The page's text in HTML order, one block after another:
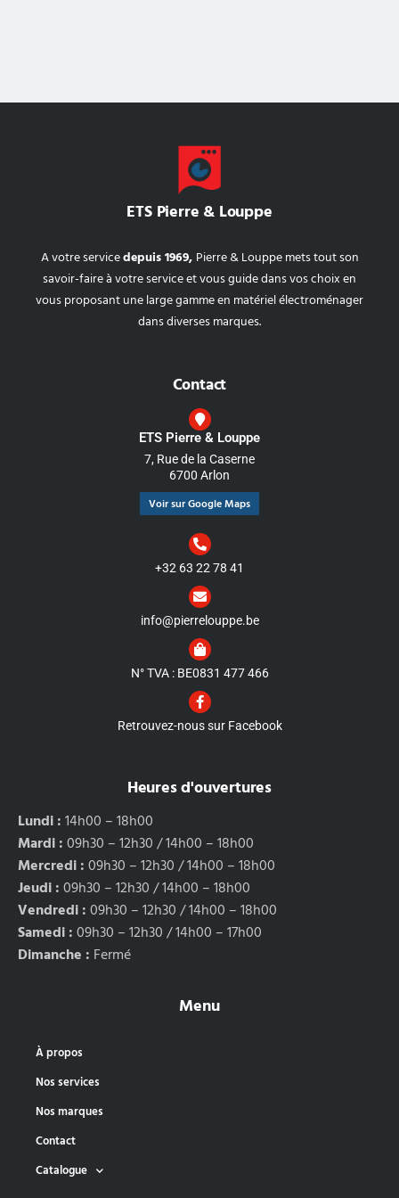
ETS Pierre & Louppe
A votre servicedepuis 1969, Pierre & Louppe mets tout son
savoir-faire à votre service et vous guide dans vos choix en
vous proposant une large gamme en matériel électroménager
dans diverses marques.
Contact
ETS Pierre & Louppe
7, Rue de la Caserne
6700 Arlon
Voir sur Google Maps
+32 63 22 78 41
info@pierrelouppe.be
N° TVA : BE0831 477 466
Retrouvez-nous sur Facebook
Heures d'ouvertures
Lundi :14h00 – 18h00
Mardi :09h30 – 12h30 / 14h00 – 18h00
Mercredi :09h30 – 12h30 / 14h00 – 18h00
Jeudi :09h30 – 12h30 / 14h00 – 18h00
Vendredi :09h30 – 12h30 / 14h00 – 18h00
Samedi :09h30 – 12h30 / 14h00 – 17h00
Dimanche : Fermé
Menu
À propos
Nos services
Nos marques
Contact
Catalogue